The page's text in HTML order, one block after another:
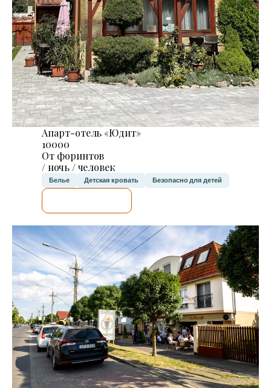
Апарт-отель «Юдит»
10000
От форинтов
/ ночь / человек
Белье Детская кровать Безопасно для детей